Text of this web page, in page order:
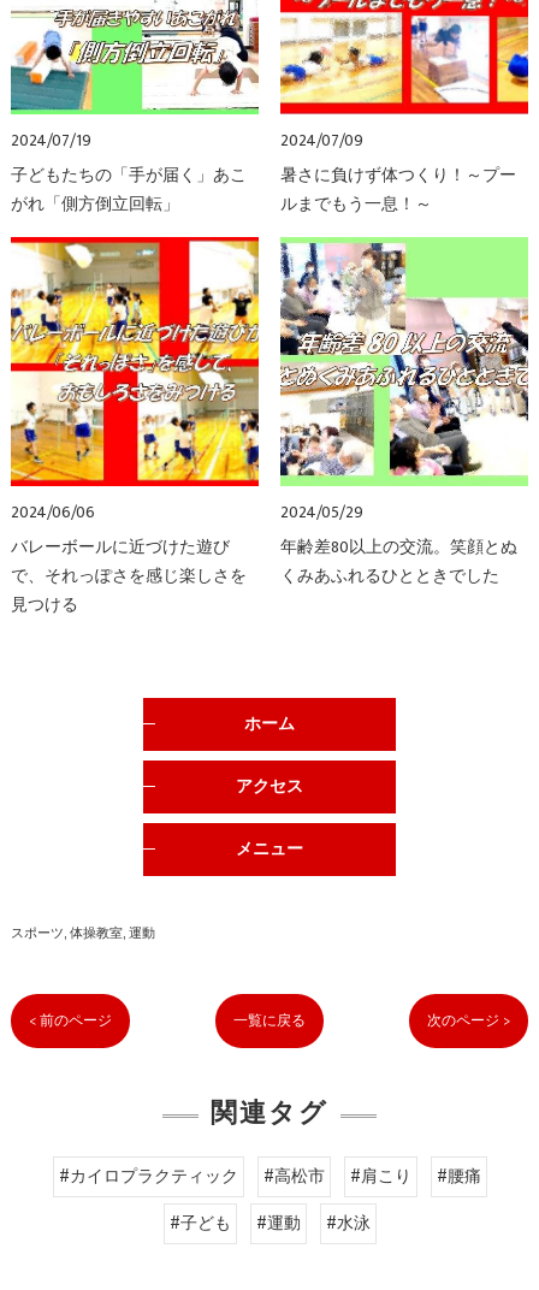
2024/07/19
子どもたちの「手が届く」あこ
がれ「側方倒立回転」
2024/07/09
暑さに負けず体つくり！～プー
ルまでもう一息！～
2024/06/06
バレーボールに近づけた遊び
で、それっぽさを感じ楽しさを
見つける
2024/05/29
年齢差80以上の交流。笑顔とぬ
くみあふれるひとときでした
ホーム
アクセス
メニュー
スポーツ 体操教室 運動
< 前のページ 一覧に戻る 次のページ >
関連タグ
#カイロプラクティック #高松市 #肩こり
#腰痛
#子ども
#運動 #水泳